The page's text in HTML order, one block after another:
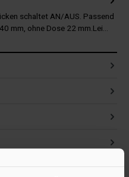
schaltet AN/AUS. Passend
mm, ohne Dose 22 mm.Lei…